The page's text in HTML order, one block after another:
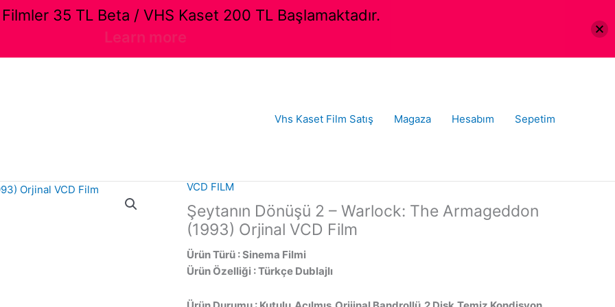
Vhs Kaset Film Satış Magaza Hesabım Sepetim
VCD FILM
Şeytanın Dönüşü 2 – Warlock: The Armageddon
(1993) Orjinal VCD Film
Ürün Türü : Sinema Filmi
Ürün Özelliği : Türkçe Dublajlı
35 TL Beta / VHS Kaset 200 TL Başlamaktadır.
Learn more